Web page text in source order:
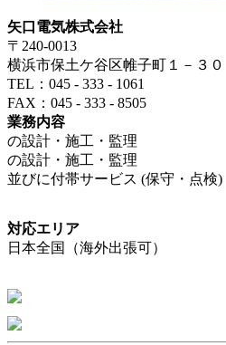
矢口電気株式会社
〒240-0013
横浜市保土ケ谷区帷子町１－３０
TEL：045 - 333 - 1061
FAX：045 - 333 - 8505
業務内容
の設計・施工・監理
の設計・施工・監理
並びに付帯サービス (保守・点検)
対応エリア
日本全国（海外出張可）